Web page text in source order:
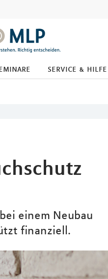
service & hilfe
einem Neubau
finanziell.